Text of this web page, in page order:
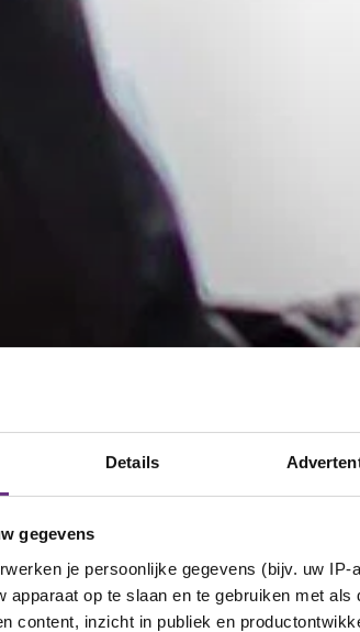
Details
gegevens
je persoonlijke gegevens (bijv. uw
apparaat op te slaan en te gebruiken met
content, inzicht in publiek en